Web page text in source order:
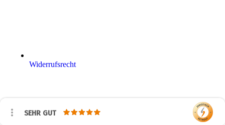
Widerrufsrecht
SEHR GUT